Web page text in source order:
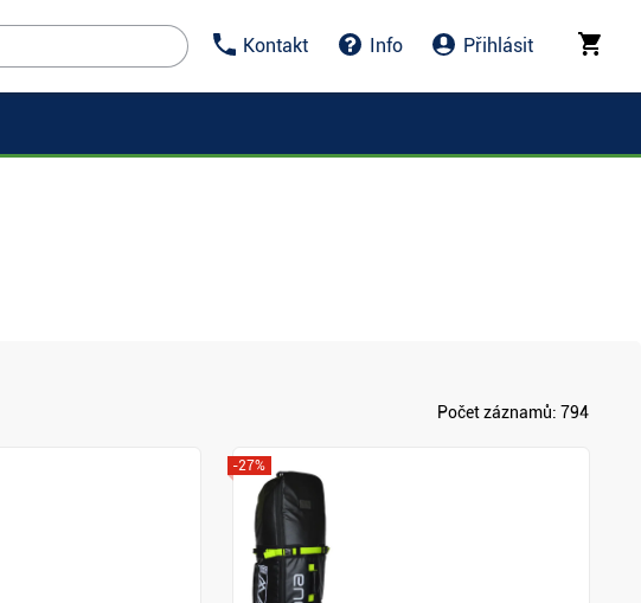
Kontakt Info Přihlásit
Počet záznamů: 794
-27%